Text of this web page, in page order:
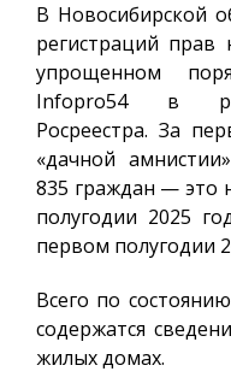
В Новосибирской
регистраций
упрощенном
Infopro54в
Росреестра. За
«дачной
835 граждан — это
полугодии 2025
первом полугодии
Всего по
содержатся
жилых домах.